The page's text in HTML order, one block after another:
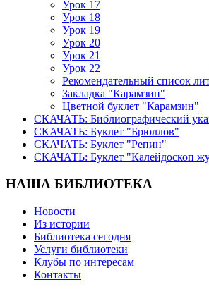
Урок 17
Урок 18
Урок 19
Урок 20
Урок 21
Урок 22
Рекомендательный список
Закладка "Карамзин"
Цветной буклет "Карамзин"
СКАЧАТЬ: Библиографический
СКАЧАТЬ: Буклет "Брюллов"
СКАЧАТЬ: Буклет "Репин"
СКАЧАТЬ: Буклет "Калейдоскоп
НАША БИБЛИОТЕКА
Новости
Из истории
Библиотека сегодня
Услуги библиотеки
Клубы по интересам
Контакты